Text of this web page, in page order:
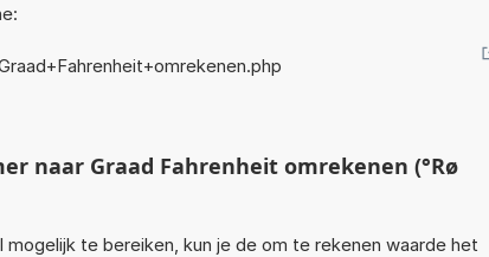
naar Graad Fahrenheit omrekenen (°Rø
te bereiken, kun je de om te rekenen waarde het